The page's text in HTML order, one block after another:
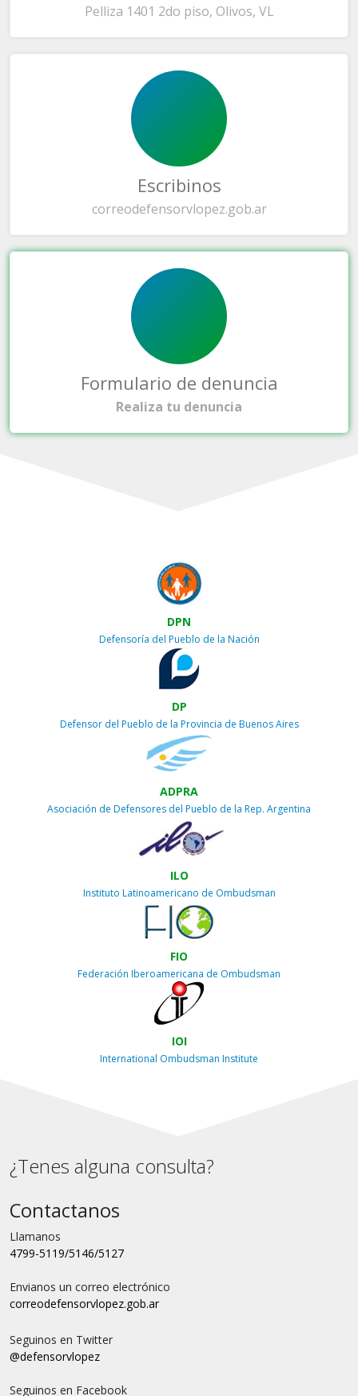
Pelliza 1401 2do piso, Olivos, VL
Escribinos
correodefensorvlopez.gob.ar
Formulario de denuncia
Realiza tu denuncia
DPN
Defensoría del Pueblo de la Nación
DP
Defensor del Pueblo de la Provincia de Buenos Aires
ADPRA
Asociación de Defensores del Pueblo de la Rep. Argentina
ILO
Instituto Latinoamericano de Ombudsman
FIO
Federación Iberoamericana de Ombudsman
IOI
International Ombudsman Institute
¿Tenes alguna consulta?
Contactanos
Llamanos
4799-5119/5146/5127
Envianos un correo electrónico
correodefensorvlopez.gob.ar
Seguinos en Twitter
@defensorvlopez
Seguinos en Facebook